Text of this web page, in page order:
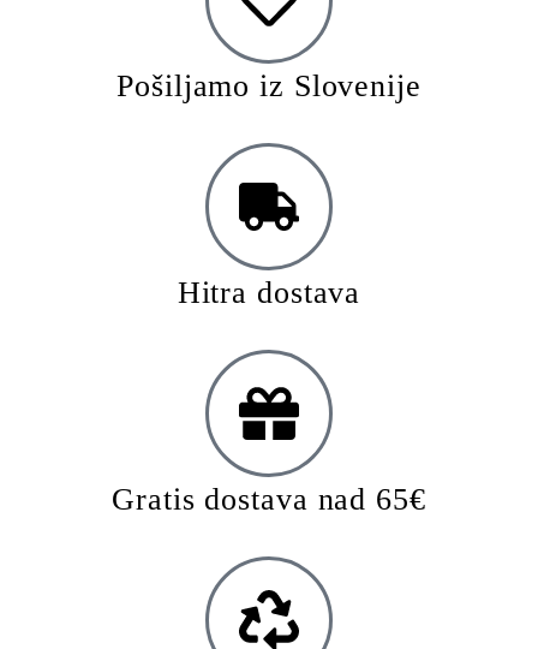
Pošiljamo iz Slovenije
Hitra dostava
Gratis dostava nad 65€